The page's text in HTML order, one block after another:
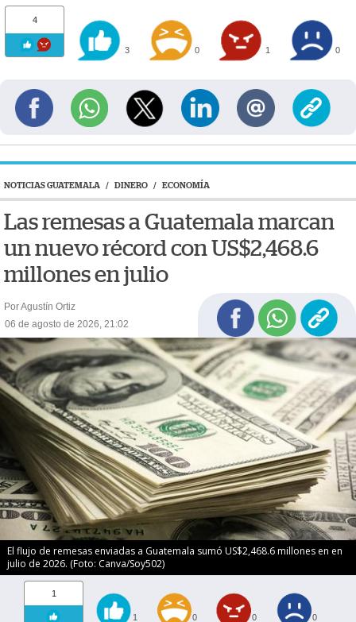
4
3 0 1 0
NOTICIAS GUATEMALA / DINERO / ECONOMÍA
Las remesas a Guatemala marcan
un nuevo récord con US$2,468.6
millones en julio
Por Agustín Ortiz
06 de agosto de 2026, 21:02
El flujo de remesas enviadas a Guatemala sumó US$2,468.6 millones en en
julio de 2026. (Foto: Canva/Soy502)
1
1 0 0 0